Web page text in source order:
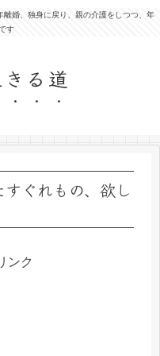
婚、独身に戻り、親の介護をしつつ、年
す
る道
ぐれもの、欲し
ンク